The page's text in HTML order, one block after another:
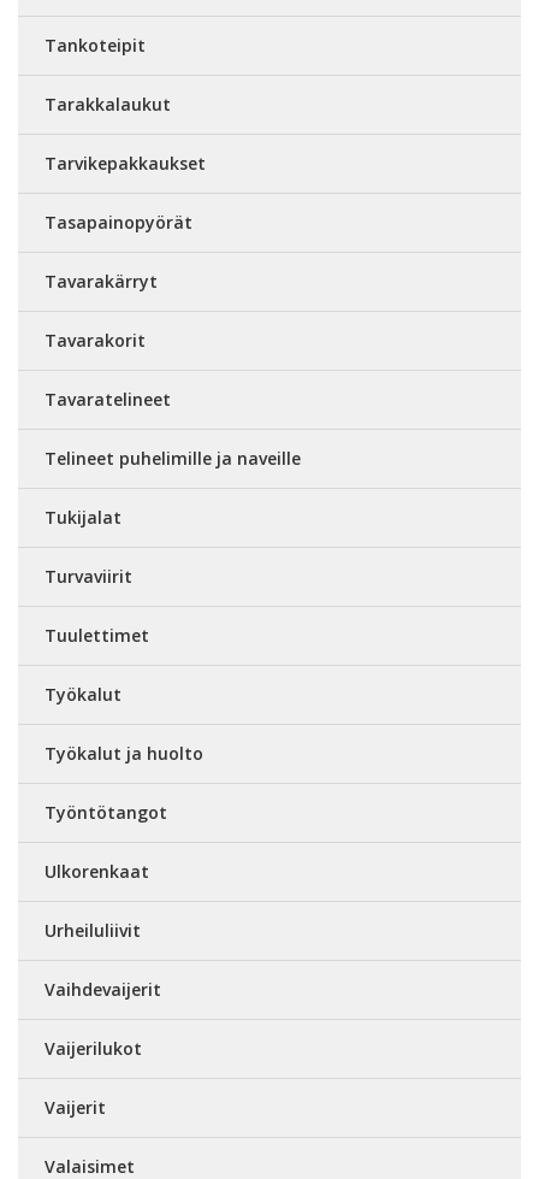
Tankoteipit
Tarakkalaukut
Tarvikepakkaukset
Tasapainopyörät
Tavarakärryt
Tavarakorit
Tavaratelineet
Telineet puhelimille ja naveille
Tukijalat
Turvaviirit
Tuulettimet
Työkalut
Työkalut ja huolto
Työntötangot
Ulkorenkaat
Urheiluliivit
Vaihdevaijerit
Vaijerilukot
Vaijerit
Valaisimet